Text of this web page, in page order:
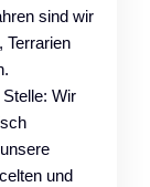
sind wir
Terrarien
Wir
und